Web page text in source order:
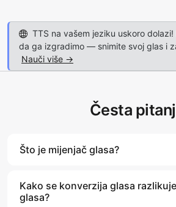
TTS na vašem jeziku uskoro dolazi!
da ga izgradimo — snimite svoj glas i
Nauči više →
Česta
Što je mijenjač glasa?
Kako se konverzija glasa
glasa?